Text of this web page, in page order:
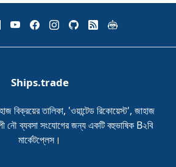
Ships.trade
তালিকা, 'ওয়ান্টেড রিকোয়েস্ট', জাহাজ
নৌ ব্যবসা সংযোগের জন্য একটি বহুভাষিক B২বি
মার্কেটপ্লেস।